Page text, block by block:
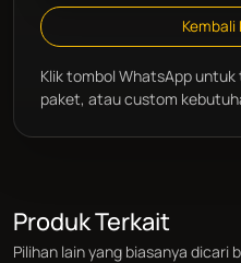
Kembali
Klik tombol WhatsApp
paket, atau custom
Produk Terkait
Pilihan lain yang biasanya dicari